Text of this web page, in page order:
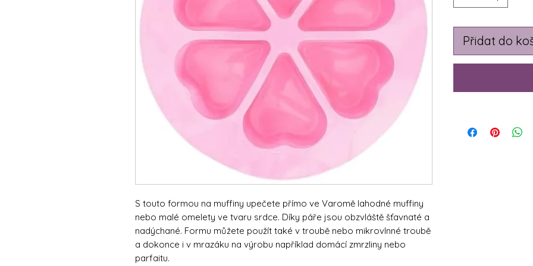
S touto formou na muffiny upečete přímo ve Varomě lahodné muffiny
nebo malé omelety ve tvaru srdce. Díky páře jsou obzvláště šťavnaté a
nadýchané. Formu můžete použít také v troubě nebo mikrovlnné troubě
a dokonce i v mrazáku na výrobu například domácí zmrzliny nebo
parfaitu.
Přidat do